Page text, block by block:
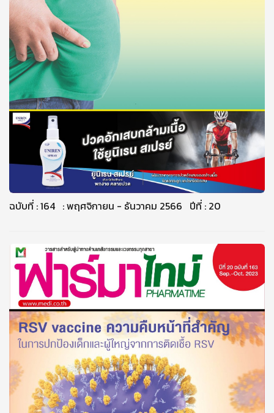
ฉบับที่ : 164 : พฤศจิกายน - ธันวาคม 2566 ปีที่ : 20